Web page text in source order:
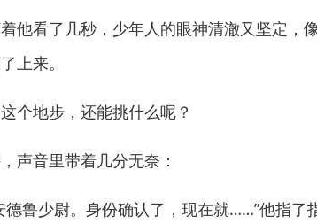
看了几秒，少年人的眼神清澈又坚定，
上来。
地步，还能挑什么呢？
音里带着几分无奈：
鲁少尉。身份确认了，现在就……”他指了